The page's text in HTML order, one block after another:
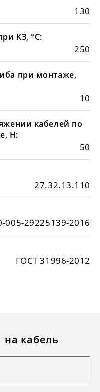
130
КЗ, °С:
250
при монтаже,
10
кабелей по
Н:
50
27.32.13.110
005-29225139-2016
ГОСТ 31996-2012
на кабель